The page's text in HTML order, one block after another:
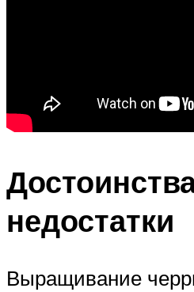
недостатки
Выращивание